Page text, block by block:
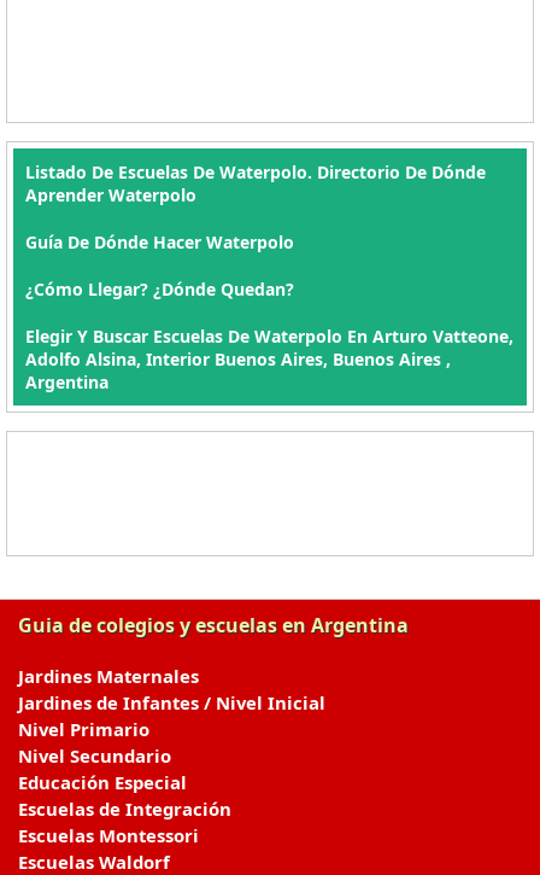
Listado De Escuelas De Waterpolo. Directorio De Dónde
Aprender Waterpolo
Guía De Dónde Hacer Waterpolo
¿Cómo Llegar? ¿Dónde Quedan?
Elegir Y Buscar Escuelas De Waterpolo En Arturo Vatteone,
Adolfo Alsina, Interior Buenos Aires, Buenos Aires ,
Argentina
Guia de colegios y escuelas en Argentina
Jardines Maternales
Jardines de Infantes / Nivel Inicial
Nivel Primario
Nivel Secundario
Educación Especial
Escuelas de Integración
Escuelas Montessori
Escuelas Waldorf